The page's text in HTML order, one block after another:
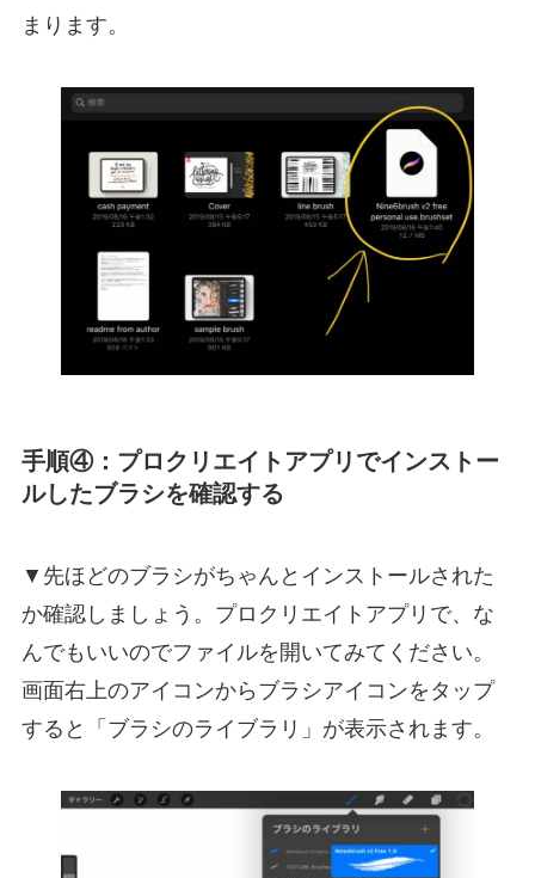
まります。
手順④：プロクリエイトアプリでインストー
ルしたブラシを確認する
▼先ほどのブラシがちゃんとインストールされた
か確認しましょう。プロクリエイトアプリで、な
んでもいいのでファイルを開いてみてください。
画面右上のアイコンからブラシアイコンをタップ
すると「ブラシのライブラリ」が表示されます。